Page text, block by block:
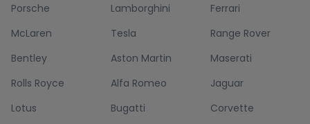
Porsche
Lamborghini
Ferrari
McLaren
Tesla
Range Rover
Bentley
Aston Martin
Maserati
Rolls Royce
Alfa Romeo
Jaguar
Lotus
Bugatti Corvette